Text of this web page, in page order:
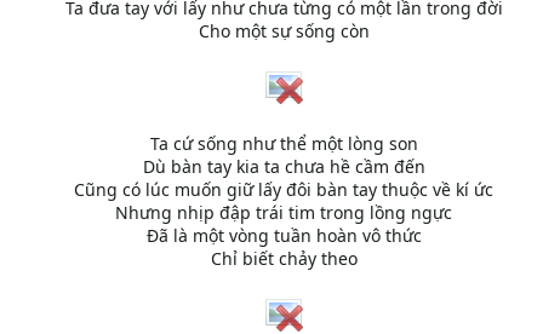
Ta đưa tay với lấy như chưa từng có một lần trong đời
Cho một sự sống còn
Ta cứ sống như thể một lòng son
Dù bàn tay kia ta chưa hề cầm đến
Cũng có lúc muốn giữ lấy đôi bàn tay thuộc về kí ức
Nhưng nhịp đập trái tim trong lồng ngực
Đã là một vòng tuần hoàn vô thức
Chỉ biết chảy theo